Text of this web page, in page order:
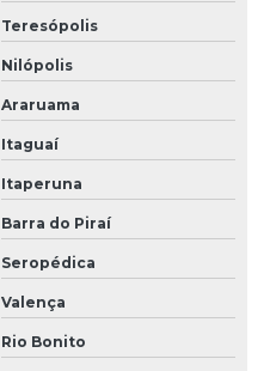
Teresópolis
Nilópolis
Araruama
Itaguaí
Itaperuna
Barra do Piraí
Seropédica
Valença
Rio Bonito